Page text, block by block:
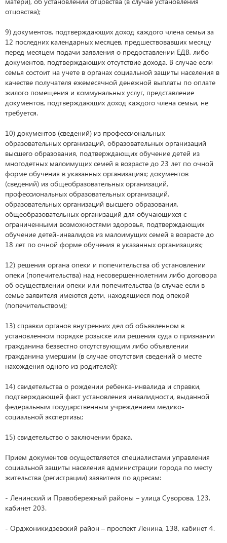
отцовства);
9) документов, подтверждающих доход каждого члена семьи за
12 последних календарных месяцев, предшествовавших месяцу
перед месяцем подачи заявления о предоставлении ЕДВ, либо
документов, подтверждающих отсутствие дохода. В случае если
семья состоит на учете в органах социальной защиты населения в
качестве получателя ежемесячной денежной выплаты по оплате
жилого помещения и коммунальных услуг, представление
документов, подтверждающих доход каждого члена семьи, не
требуется.
10) документов (сведений) из профессиональных
образовательных организаций, образовательных организаций
высшего образования, подтверждающих обучение детей из
многодетных малоимущих семей в возрасте до 23 лет по очной
форме обучения в указанных организациях; документов
(сведений) из общеобразовательных организаций,
профессиональных образовательных организаций,
образовательных организаций высшего образования,
общеобразовательных организаций для обучающихся с
ограниченными возможностями здоровья, подтверждающих
обучение детей-инвалидов из малоимущих семей в возрасте до
18 лет по очной форме обучения в указанных организациях;
12) решения органа опеки и попечительства об установлении
опеки (попечительства) над несовершеннолетним либо договора
об осуществлении опеки или попечительства (в случае если в
семье заявителя имеются дети, находящиеся под опекой
(попечительством);
13) справки органов внутренних дел об объявленном в
установленном порядке розыске или решения суда о признании
гражданина безвестно отсутствующим либо объявлении
гражданина умершим (в случае отсутствия сведений о месте
нахождения одного из родителей);
14) свидетельства о рождении ребенка-инвалида и справки,
подтверждающей факт установления инвалидности, выданной
федеральным государственным учреждением медико-
социальной экспертизы;
15) свидетельство о заключении брака.
Прием документов осуществляется специалистами управления
социальной защиты населения администрации города по месту
жительства (регистрации) заявителя по адресам:
- Ленинский и Правобережный районы – улица Суворова, 123,
кабинет 203.
- Орджоникидзевский район – проспект Ленина, 138, кабинет 4.